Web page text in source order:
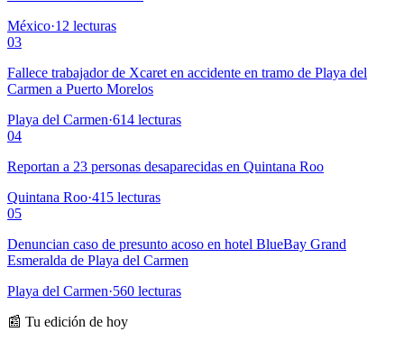
México·12 lecturas
03
Fallece trabajador de Xcaret en accidente en tramo de Playa del
Carmen a Puerto Morelos
Playa del Carmen·614 lecturas
04
Reportan a 23 personas desaparecidas en Quintana Roo
Quintana Roo·415 lecturas
05
Denuncian caso de presunto acoso en hotel BlueBay Grand
Esmeralda de Playa del Carmen
Playa del Carmen·560 lecturas
📰 Tu edición de hoy